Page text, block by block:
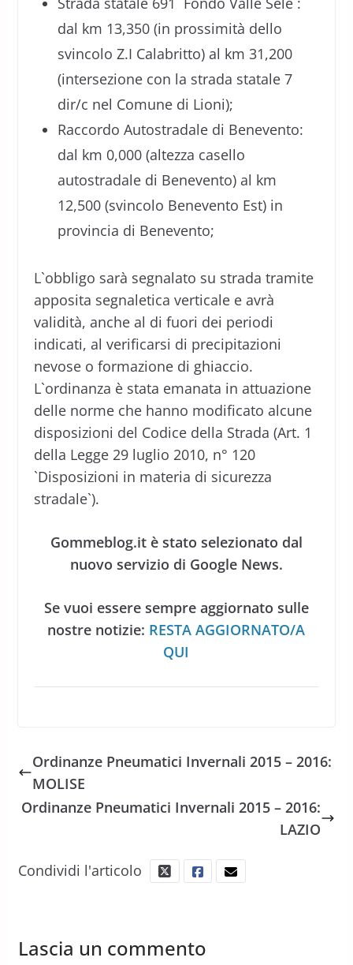
dal km 13,350 (in prossimità dello
svincolo Z.I Calabritto) al km 31,200
(intersezione con la strada statale 7
dir/c nel Comune di Lioni);
Raccordo Autostradale di Benevento:
dal km 0,000 (altezza casello
autostradale di Benevento) al km
12,500 (svincolo Benevento Est) in
provincia di Benevento;
L`obbligo sarà segnalato su strada tramite
apposita segnaletica verticale e avrà
validità, anche al di fuori dei periodi
indicati, al verificarsi di precipitazioni
nevose o formazione di ghiaccio.
L`ordinanza è stata emanata in attuazione
delle norme che hanno modificato alcune
disposizioni del Codice della Strada (Art. 1
della Legge 29 luglio 2010, n° 120
`Disposizioni in materia di sicurezza
stradale`).
Gommeblog.it è stato selezionato dal
nuovo servizio di Google News.
Se vuoi essere sempre aggiornato sulle
nostre notizie: RESTA AGGIORNATO/A
QUI
Ordinanze Pneumatici Invernali 2015 – 2016:
MOLISE
Ordinanze Pneumatici Invernali 2015 – 2016:
LAZIO
Condividi l'articolo
Lascia un commento